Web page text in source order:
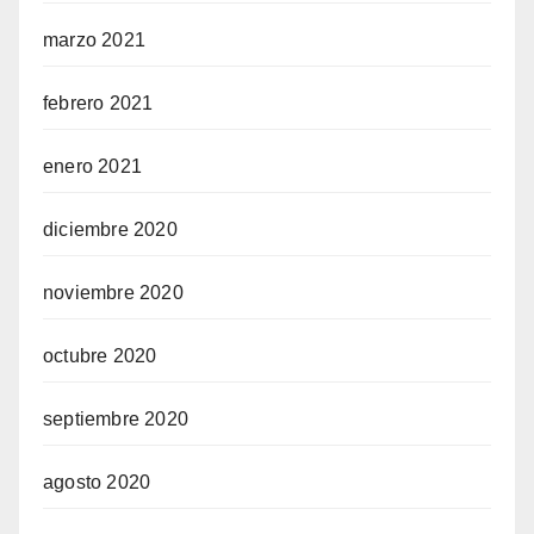
marzo 2021
febrero 2021
enero 2021
diciembre 2020
noviembre 2020
octubre 2020
septiembre 2020
agosto 2020